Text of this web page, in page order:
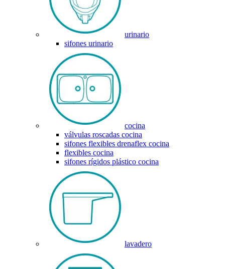
urinario
sifones urinario
cocina
válvulas roscadas cocina
sifones flexibles drenaflex cocina
flexibles cocina
sifones rígidos plástico cocina
lavadero